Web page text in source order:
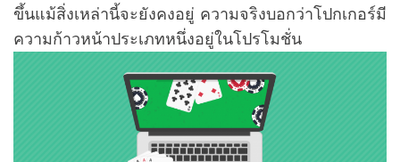
ขึ้นแม้สิ่งเหล่านี้จะยังคงอยู่ ความจริงบอกว่าโปกเกอร์มี
ความก้าวหน้าประเภทหนึ่งอยู่ในโปรโมชั่น